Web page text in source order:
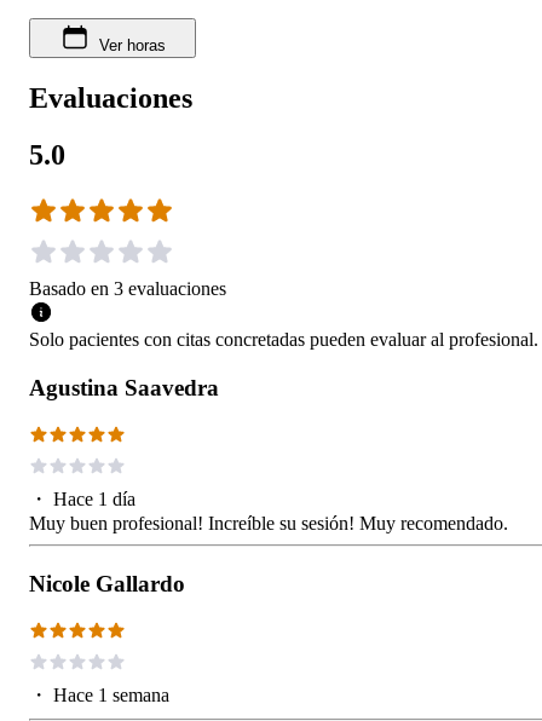
Ver horas
Evaluaciones
5.0
Basado en 3 evaluaciones
Solo pacientes con citas concretadas pueden evaluar al profesional.
Agustina Saavedra
・ Hace 1 día
Muy buen profesional! Increíble su sesión! Muy recomendado.
Nicole Gallardo
・ Hace 1 semana